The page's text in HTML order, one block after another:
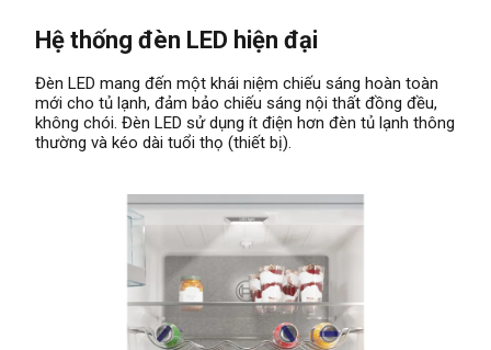
Hệ thống đèn LED hiện đại
Đèn LED mang đến một khái niệm chiếu sáng hoàn toàn
mới cho tủ lạnh, đảm bảo chiếu sáng nội thất đồng đều,
không chói. Đèn LED sử dụng ít điện hơn đèn tủ lạnh thông
thường và kéo dài tuổi thọ (thiết bị).